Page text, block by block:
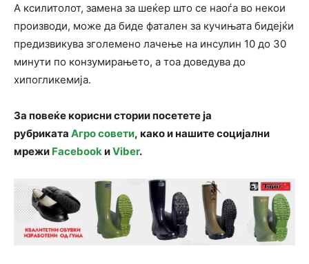
А ксилитолот, замена за шеќер што се наоѓа во некои
производи, може да биде фатален за кучињата бидејќи
предизвикува зголемено лачење на инсулин 10 до 30
минути по конзумирањето, а тоа доведува до
хипогликемија.
За повеќе корисни стории посетете ја
рубриката Агро совети, како и нашите социјални
мрежи Facebook иViber.